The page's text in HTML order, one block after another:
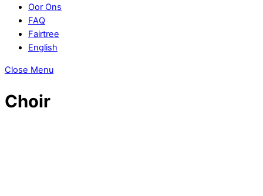
Oor Ons
FAQ
Fairtree
English
Close Menu
Choir